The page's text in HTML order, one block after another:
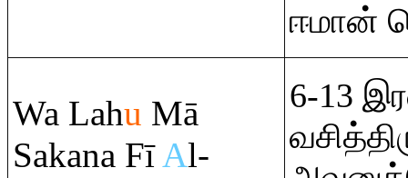
ஈமான்
Wa Lahu Mā
Sakana FīAl-
6-13